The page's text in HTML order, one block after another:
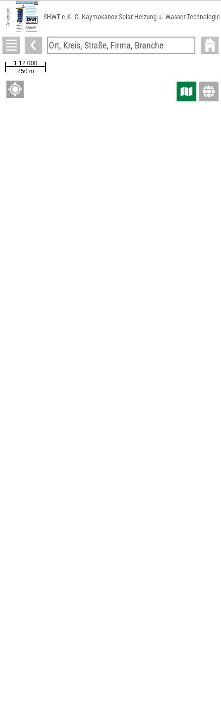
Anzeigen SHWT e.K. G. Kaymakanov Solar Heizung u. Wasser Technologie